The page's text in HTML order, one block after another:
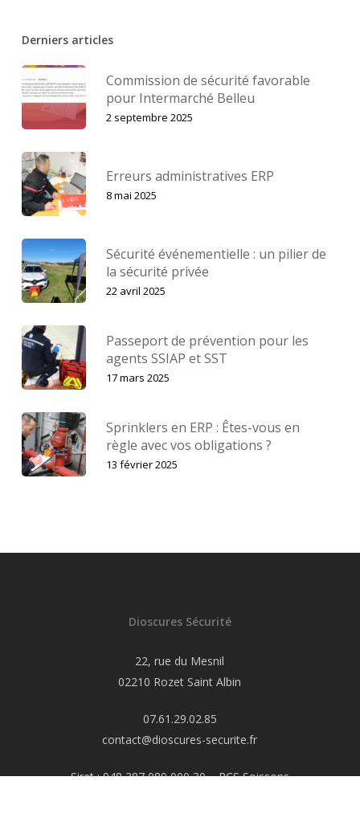
Derniers articles
Commission de sécurité favorable
pour Intermarché Belleu
2 septembre 2025
Erreurs administratives ERP
8 mai 2025
Sécurité événementielle : un pilier de
la sécurité privée
22 avril 2025
Passeport de prévention pour les
agents SSIAP et SST
17 mars 2025
Sprinklers en ERP : Êtes-vous en
règle avec vos obligations ?
13 février 2025
Dioscures Sécurité
22, rue du Mesnil
02210 Rozet Saint Albin
07.61.29.02.85
contact@dioscures-securite.fr
Siret : 948 387 089 000 30 – RCS Soissons